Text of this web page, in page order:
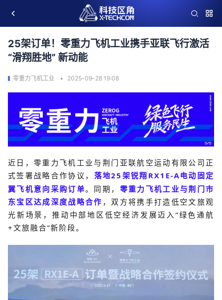
25架订单！零重力飞机工业携手亚联飞行激活
“滑翔胜地” 新动能
零重力飞机工业 2025-09-28 19:08
近日，零重力飞机工业与荆门亚联航空运动有限公司正
式签署战略合作协议， 落地25 架锐翔 RX1E-A电动固定
翼飞机意向采购订单。同期， 零重力飞机工业与荆门市
东宝区达成深度战略合作 ，双方将携手打造低空文旅观
光新场景， 推动 中部地区低空经济发展迈入 “绿色通航
+文旅融合”新阶段。